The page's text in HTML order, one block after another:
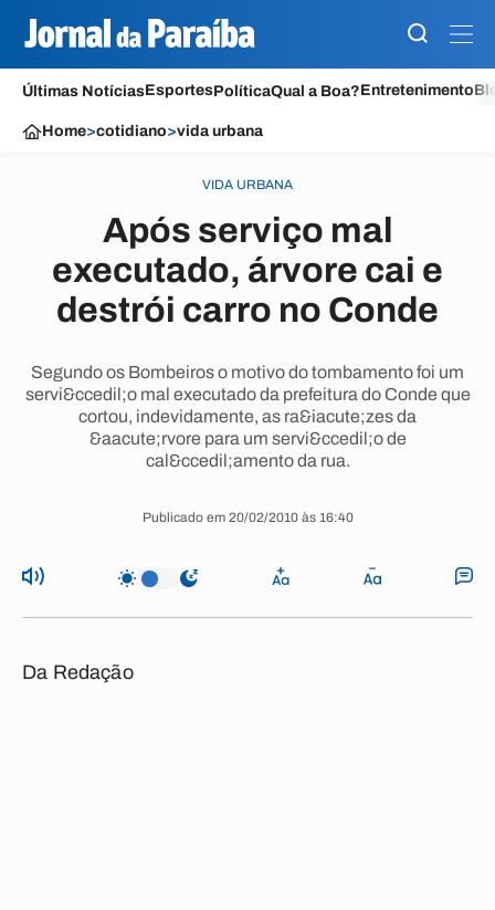
Últimas NotíciasEsportesPolíticaQual a Boa?Entretenimento
Home>cotidiano>vida urbana
VIDA URBANA
Após serviço mal
executado, árvore cai e
destrói carro no Conde
Segundo os Bombeiros o motivo do tombamento foi um
servi&ccedil;o mal executado da prefeitura do Conde que
cortou, indevidamente, as ra&iacute;zes da
&aacute;rvore para um servi&ccedil;o de
cal&ccedil;amento da rua.
Publicado em 20/02/2010 às 16:40
Da Redação